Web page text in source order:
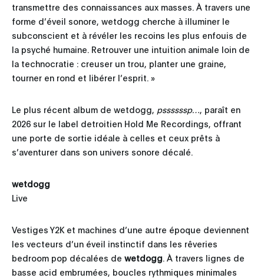
transmettre des connaissances aux masses. À travers une
forme d’éveil sonore, wetdogg cherche à illuminer le
subconscient et à révéler les recoins les plus enfouis de
la psyché humaine. Retrouver une intuition animale loin de
la technocratie : creuser un trou, planter une graine,
tourner en rond et libérer l’esprit. »
Le plus récent album de wetdogg, pssssssp…, paraît en
2026 sur le label detroitien Hold Me Recordings, offrant
une porte de sortie idéale à celles et ceux prêts à
s’aventurer dans son univers sonore décalé.
wetdogg
Live
Vestiges Y2K et machines d’une autre époque deviennent
les vecteurs d’un éveil instinctif dans les rêveries
bedroom pop décalées de wetdogg. À travers lignes de
basse acid embrumées, boucles rythmiques minimales